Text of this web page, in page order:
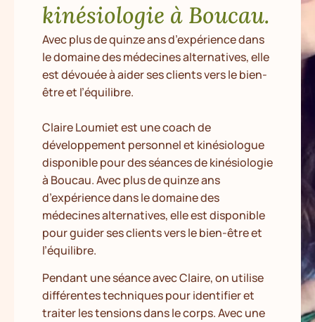
kinésiologie à Boucau.
Avec plus de quinze ans d’expérience dans
le domaine des médecines alternatives, elle
est dévouée à aider ses clients vers le bien-
être et l’équilibre.
Claire Loumiet est une coach de
développement personnel et kinésiologue
disponible pour des séances de kinésiologie
à Boucau. Avec plus de quinze ans
d’expérience dans le domaine des
médecines alternatives, elle est disponible
pour guider ses clients vers le bien-être et
l’équilibre.
Pendant une séance avec Claire, on utilise
différentes techniques pour identifier et
traiter les tensions dans le corps. Avec une